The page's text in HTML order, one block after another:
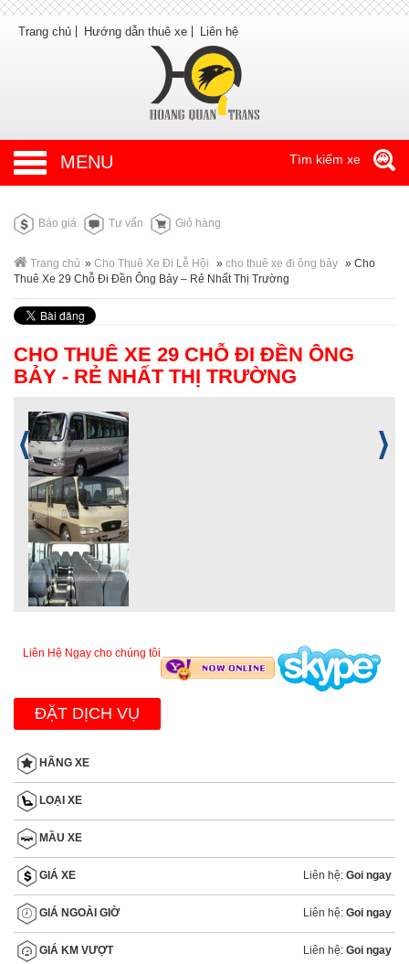
Trang chủ Hướng dẫn thuê xe Liên hệ
MENU Tìm kiếm xe
Báo giá Tư vấn Giỏ hàng
Trang chủ » Cho Thuê Xe Đi Lễ Hội » cho thuê xe đi ông bảy » Cho
Thuê Xe 29 Chỗ Đi Đền Ông Bảy – Rẻ Nhất Thị Trường
CHO THUÊ XE 29 CHỖ ĐI ĐỀN ÔNG
BẢY - RẺ NHẤT THỊ TRƯỜNG
Liên Hệ Ngay cho chúng tôi
ĐẶT DỊCH VỤ
HÃNG XE
LOẠI XE
MẦU XE
GIÁ XE Liên hệ: Goi ngay
GIÁ NGOÀI GIỜ Liên hệ: Goi ngay
GIÁ KM VƯỢT Liên hệ: Goi ngay